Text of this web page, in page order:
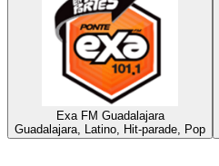
Exa FM Guadalajara
Guadalajara, Latino, Hit-parade, Pop